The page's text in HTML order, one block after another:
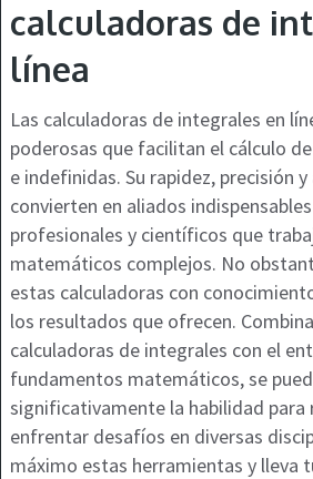
calculadoras de
línea
Las calculadoras de integrales en
poderosas que facilitan el cálculo
e indefinidas. Su rapidez, precisión
convierten en aliados
profesionales y científicos que
matemáticos complejos. No
estas calculadoras con
los resultados que ofrecen.
calculadoras de integrales con el
fundamentos matemáticos, se
significativamente la habilidad para
enfrentar desafíos en diversas
máximo estas herramientas y lleva